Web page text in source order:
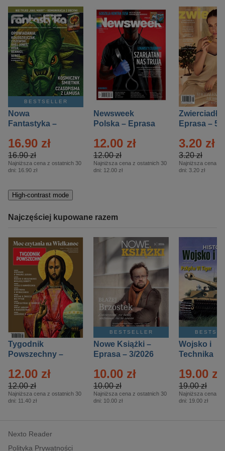
BESTSELLER
Nowa
Fantastyka –
16.90 zł
16.90 zł
Najniższa cena z ostatnich 30
dni: 16.90 zł
Newsweek
Polska – Eprasa
12.00 zł
12.00 zł
Najniższa cena z ostatnich 30
dni: 12.00 zł
Zwierciadło
Eprasa – 5/
3.20 zł
3.20 zł
Najniższa cena z
dni: 3.20 zł
High-contrast mode
Najczęściej kupowane razem
Tygodnik
Powszechny –
12.00 zł
12.00 zł
Najniższa cena z ostatnich 30
dni: 11.40 zł
BESTSELLER
Nowe Książki –
Eprasa – 3/2026
10.00 zł
10.00 zł
Najniższa cena z ostatnich 30
dni: 10.00 zł
Wojsko i
Technika
– 2/2026
19.00 zł
19.00 zł
Najniższa cena z
dni: 19.00 zł
Nexto Reader
Polityka Prywatności